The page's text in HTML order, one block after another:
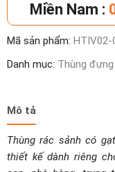
tàn
màu
vàng
Miền Nam :
Mã sản phẩm: HTIV02-
Danh mục: Thùng
Mô tả
Thùng rác sảnh có
thiết kế dành riêng